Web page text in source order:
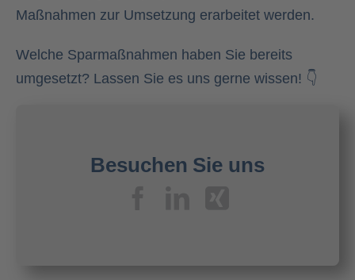
Maßnahmen zur Umsetzung erarbeitet werden.
Welche Sparmaßnahmen haben Sie bereits
umgesetzt? Lassen Sie es uns gerne wissen! 👇
Besuchen Sie uns